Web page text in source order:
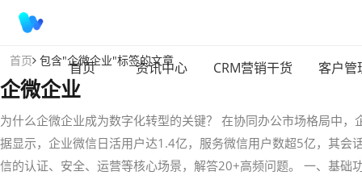
首页 资讯中心 CRM营销干货 客户管
首页 包含"企微企业"标签的文章
企微企业
为什么企微企业成为数字化转型的关键？ 在协同办公市场格局中
据显示，企业微信日活用户达1.4亿，服务微信用户数超5亿，其
信的认证、安全、运营等核心场景，解答20+高频问题。 一、基